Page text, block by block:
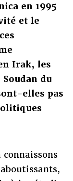
en 1995
et le
Irak, les
du
elles pas
connaissons